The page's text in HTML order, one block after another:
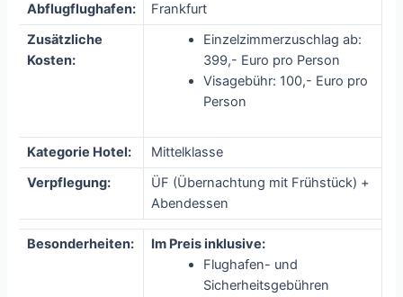
Abflugflughafen:
Frankfurt
Zusätzliche
Kosten:
Einzelzimmerzuschlag ab:
399,- Euro pro Person
Visagebühr: 100,- Euro pro
Person
Kategorie Hotel:
Mittelklasse
Verpflegung:
ÜF (Übernachtung mit Frühstück) +
Abendessen
Besonderheiten:
Im Preis inklusive:
Flughafen- und
Sicherheitsgebühren